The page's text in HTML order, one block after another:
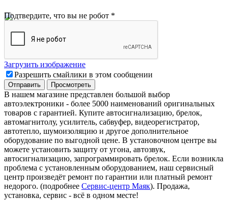
Подтвердите, что вы не робот *
Загрузить изображение
Разрешить смайлики в этом сообщении
В нашем магазине представлен большой выбор
автоэлектроники - более 5000 наименований оригинальных
товаров с гарантией. Купите автосигнализацию, брелок,
автомагнитолу, усилитель, сабвуфер, видеорегистратор,
автотепло, шумоизоляцию и другое дополнительное
оборудование по выгодной цене. В установочном центре вы
можете установить защиту от угона, автозвук,
автосигнализацию, запрограммировать брелок. Если возникла
проблема с установленным оборудованием, наш сервисный
центр произведёт ремонт по гарантии или платный ремонт
недорого. (подробнее Сервис-центр Маяк). Продажа,
установка, сервис - всё в одном месте!